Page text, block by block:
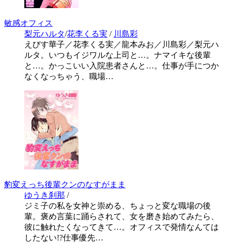
敏感オフィス
梨元ハルタ/花李くる実 / 川島彩
えびす華子／花李くる実／龍本みお／川島彩／梨元ハ
ルタ。いつもイジワルな上司と…。ナマイキな後輩
と…。かっこいい入院患者さんと…。仕事が手につか
なくなっちゃう、職場…
豹変えっち後輩クンのなすがまま
ゆうき刹那 /
ジミ子の私を女神と崇める、ちょっと変な職場の後
輩。褒め言葉に踊らされて、女を磨き始めてみたら、
彼に触れたくなってきて…。オフィスで発情なんては
したない!?仕事優先…